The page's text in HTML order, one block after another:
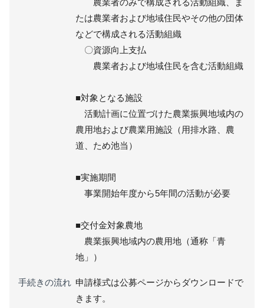
たは農業者および地域住民やその他の団体
などで構成される活動組織
〇資源向上支払
農業者および地域住民を含む活動組織
■対象となる施設
活動計画に位置づけた農業振興地域内の
農用地および農業用施設（用排水路、農
道、ため池当）
■実施期間
事業開始年度から5年間の活動が必要
■交付金対象農地
農業振興地域内の農用地（通称「青
地」）
手続きの流れ 申請様式は公募ページからダウンロードで
きます。